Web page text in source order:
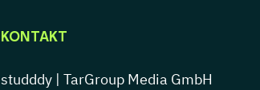
KONTAKT
studddy | TarGroup Media GmbH